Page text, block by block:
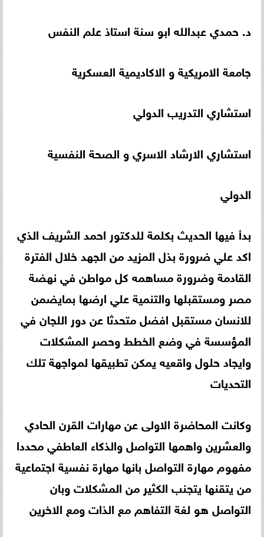
د. حمدي عبدالله ابو سنة استاذ علم النفس
جامعة الامريكية و الاكاديمية العسكرية
استشاري التدريب الدولي
استشاري الارشاد الاسري و الصحة النفسية
الدولي
بدأ فيها الحديث بكلمة للدكتور احمد الشريف الذي
اكد علي ضرورة بذل المزيد من الجهد خلال الفترة
القادمة وضرورة مساهمه كل مواطن في نهضة
مصر ومستقبلها والتنمية علي ارضها بمايضمن
للانسان مستقبل افضل متحدثا عن دور اللجان في
المؤسسة في وضع الخطط وحصر المشكلات
وايجاد حلول واقعيه يمكن تطبيقها لمواجهة تلك
التحديات
وكانت المحاضرة الاولى عن مهارات القرن الحادي
والعشرين واهمها التواصل والذكاء العاطفي محددا
مفهوم مهارة التواصل بانها مهارة نفسية اجتماعية
من يتقنها يتجنب الكثير من المشكلات وبان
التواصل هو لغة التفاهم مع الذات ومع الاخرين